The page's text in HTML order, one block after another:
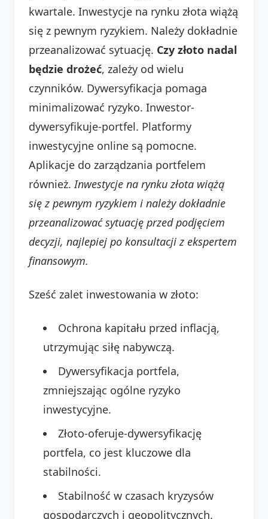
kwartale. Inwestycje na rynku złota wiążą
się z pewnym ryzykiem. Należy dokładnie
przeanalizować sytuację. Czy złoto nadal
będzie drożeć, zależy od wielu
czynników. Dywersyfikacja pomaga
minimalizować ryzyko. Inwestor-
dywersyfikuje-portfel. Platformy
inwestycyjne online są pomocne.
Aplikacje do zarządzania portfelem
również. Inwestycje na rynku złota wiążą
się z pewnym ryzykiem i należy dokładnie
przeanalizować sytuację przed podjęciem
decyzji, najlepiej po konsultacji z ekspertem
finansowym.
Sześć zalet inwestowania w złoto:
Ochrona kapitału przed inflacją,
utrzymując siłę nabywczą.
Dywersyfikacja portfela,
zmniejszając ogólne ryzyko
inwestycyjne.
Złoto-oferuje-dywersyfikację
portfela, co jest kluczowe dla
stabilności.
Stabilność w czasach kryzysów
gospodarczych i geopolitycznych.